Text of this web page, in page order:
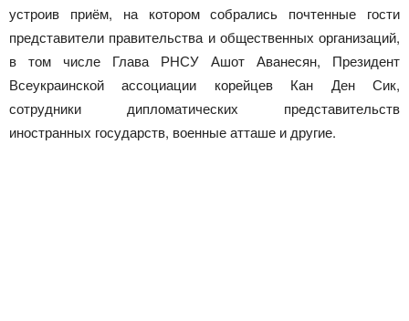
устроив приём, на котором собрались почтенные гости
представители правительства и общественных организаций,
в том числе Глава РНСУ Ашот Аванесян, Президент
Всеукраинской ассоциации корейцев Кан Ден Сик,
сотрудники дипломатических представительств
иностранных государств, военные атташе и другие.